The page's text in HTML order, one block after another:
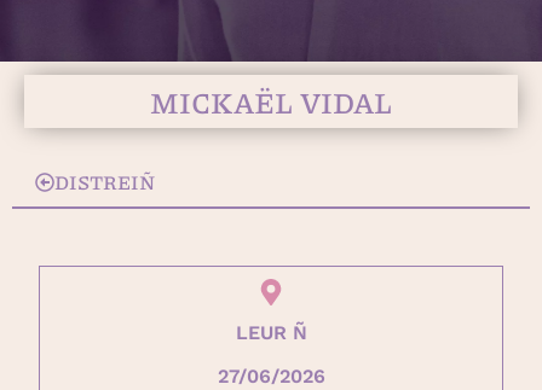
MICKAËL VIDAL
DISTREIÑ
LEUR Ñ
27/06/2026